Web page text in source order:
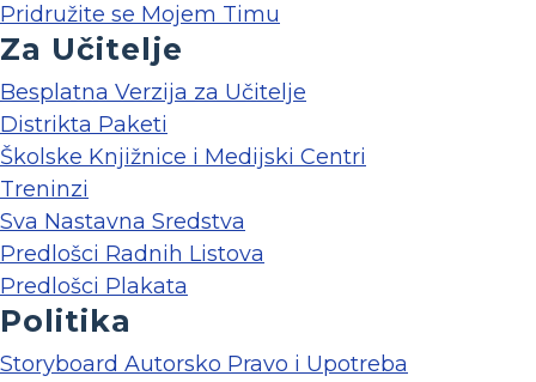
Pridružite se Mojem Timu
Za Učitelje
Besplatna Verzija za Učitelje
Distrikta Paketi
Školske Knjižnice i Medijski Centri
Treninzi
Sva Nastavna Sredstva
Predlošci Radnih Listova
Predlošci Plakata
Politika
Storyboard Autorsko Pravo i Upotreba